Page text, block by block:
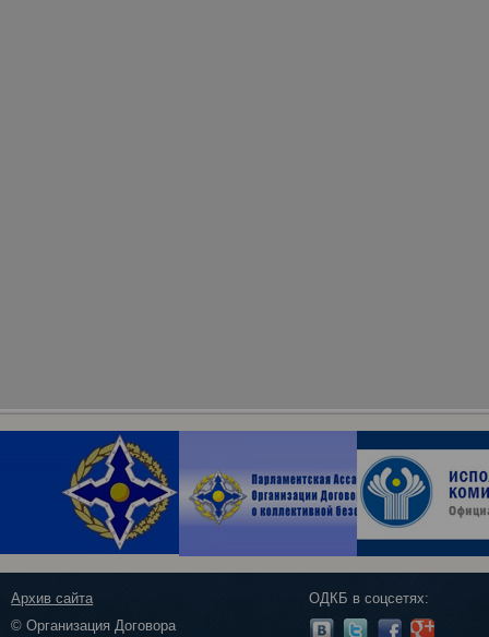
Архив сайта
© Организация Договора
ОДКБ в соцсетях: